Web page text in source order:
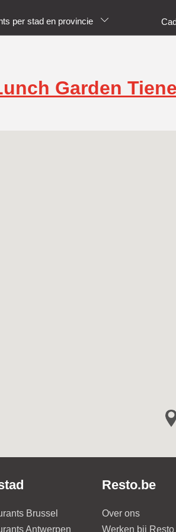
per stad en provincie
Garden
Brussel
Antwerpen
Resto.be
Over ons
Werken bij Resto